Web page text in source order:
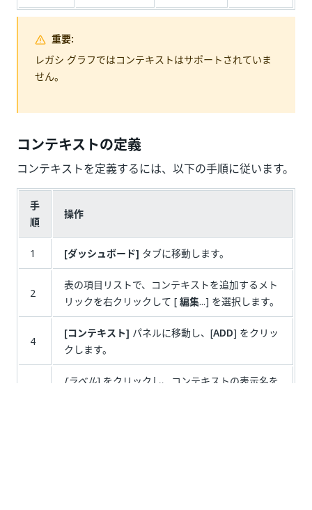
重要:
レガシ グラフではコンテキストはサポートされていま
せん。
コンテキストの定義
コンテキストを定義するには、以下の手順に従います。
手
順
操作
1 [ダッシュボード] タブに移動します。
2
表の項目リストで、コンテキストを追加するメト
リックを右クリックして [編集...] を選択します。
4
[コンテキスト] パネルに移動し、[ADD] をクリッ
クします。
[ラベル] をクリックし、コンテキストの表示名を